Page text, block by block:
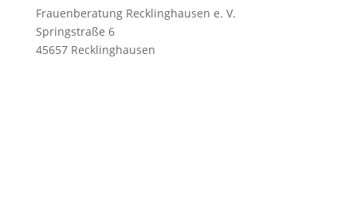
Frauenberatung Recklinghausen e. V.
Springstraße 6
45657 Recklinghausen